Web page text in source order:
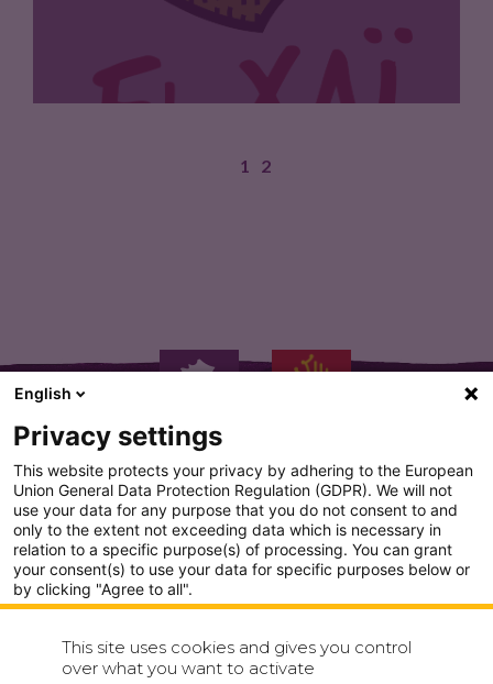
1 2
PLAN DU SITE
CONDITION GENERALE D'UTILISATION
CONTACT
This site uses cookies and gives you control
over what you want to activate
English
Privacy settings
This website protects your privacy by adhering to the European
Union General Data Protection Regulation (GDPR). We will not
use your data for any purpose that you do not consent to and
only to the extent not exceeding data which is necessary in
relation to a specific purpose(s) of processing. You can grant
your consent(s) to use your data for specific purposes below or
by clicking "Agree to all".
Show detailed settings